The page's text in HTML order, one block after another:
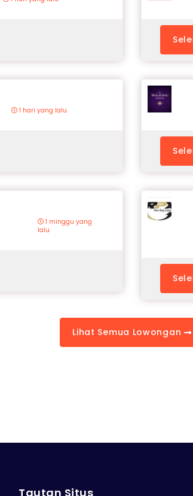
1 hari yang lalu
1 minggu yang
lalu
Lihat Semua Lowongan
Tautan Situs